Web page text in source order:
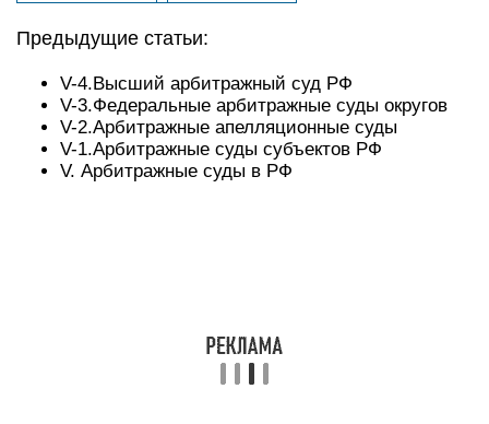
Предыдущие статьи:
V-4.Высший арбитражный суд РФ
V-3.Федеральные арбитражные суды округов
V-2.Арбитражные апелляционные суды
V-1.Арбитражные суды субъектов РФ
V. Арбитражные суды в РФ